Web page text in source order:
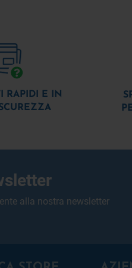
RAPIDI E IN
alla nostra newsletter